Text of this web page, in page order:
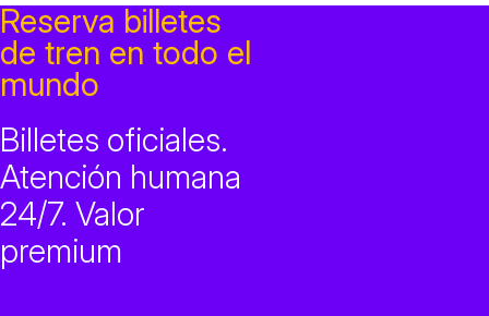
Reserva billetes
de tren en todo el
mundo
Billetes oficiales.
Atención humana
24/7. Valor
premium